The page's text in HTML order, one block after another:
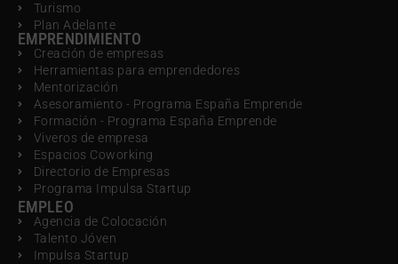
Turismo
Plan Adelante
EMPRENDIMIENTO
Creación de empresas
Herramientas para emprendedores
Mentorización
Asesoramiento - Programa España Emprende
Formación - Programa España Emprende
Viveros de empresa
Espacios Coworking
Directorio de Empresas
Programa Impulsa Startup
EMPLEO
Agencia de Colocación
Talento Jóven
Impulsa Startup